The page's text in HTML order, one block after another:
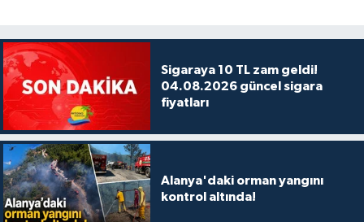
Sigaraya 10 TL zam geldi!
04.08.2026 güncel sigara
fiyatları
Alanya'daki orman yangını
kontrol altında!